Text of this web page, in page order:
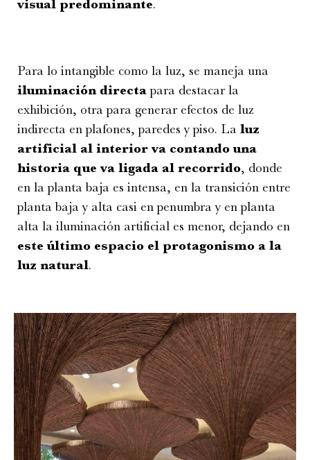
visual predominante.
Para lo intangible como la luz, se maneja una
iluminación directapara destacar la
exhibición, otra para generar efectos de luz
indirecta en plafones, paredes y piso. La luz
artificial al interior va contando una
historia que va ligada al recorrido, donde
en la planta baja es intensa, en la transición entre
planta baja y alta casi en penumbra y en planta
alta la iluminación artificial es menor, dejando en
este último espacio el protagonismo a la
luz natural.